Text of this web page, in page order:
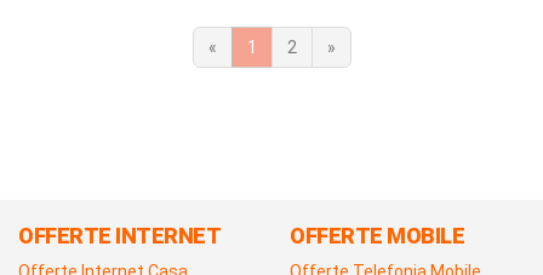
« 1 2 »
OFFERTE INTERNET OFFERTE MOBILE